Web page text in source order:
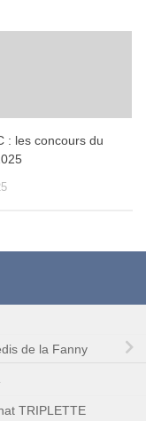
: les concours du
de la Fanny
TRIPLETTE